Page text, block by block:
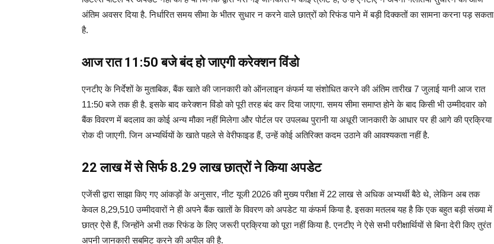
अंतिम अवसर दिया है. निर्धारित समय सीमा के भीतर सुधार न करने वाले छात्रों को रिफंड पाने में बड़ी दिक्कतों का सामना करना पड़ सकता
है.
आज रात 11:50 बजे बंद हो जाएगी करेक्शन विंडो
एनटीए के निर्देशों के मुताबिक, बैंक खाते की जानकारी को ऑनलाइन कंफर्म या संशोधित करने की अंतिम तारीख 7 जुलाई यानी आज रात
11:50 बजे तक ही है. इसके बाद करेक्शन विंडो को पूरी तरह बंद कर दिया जाएगा. समय सीमा समाप्त होने के बाद किसी भी उम्मीदवार को
बैंक विवरण में बदलाव का कोई अन्य मौका नहीं मिलेगा और पोर्टल पर उपलब्ध पुरानी या अधूरी जानकारी के आधार पर ही आगे की प्रक्रिया
रोक दी जाएगी. जिन अभ्यर्थियों के खाते पहले से वेरीफाइड हैं, उन्हें कोई अतिरिक्त कदम उठाने की आवश्यकता नहीं है.
22 लाख में से सिर्फ 8.29 लाख छात्रों ने किया अपडेट
एजेंसी द्वारा साझा किए गए आंकड़ों के अनुसार, नीट यूजी 2026 की मुख्य परीक्षा में 22 लाख से अधिक अभ्यर्थी बैठे थे, लेकिन अब तक
केवल 8,29,510 उम्मीदवारों ने ही अपने बैंक खातों के विवरण को अपडेट या कंफर्म किया है. इसका मतलब यह है कि एक बहुत बड़ी संख्या में
छात्र ऐसे हैं, जिन्होंने अभी तक रिफंड के लिए जरूरी प्रक्रिया को पूरा नहीं किया है. एनटीए ने ऐसे सभी परीक्षार्थियों से बिना देरी किए तुरंत
अपनी जानकारी सबमिट करने की अपील की है.